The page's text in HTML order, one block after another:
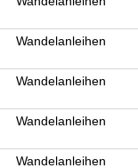
Wandelanleihen
Wandelanleihen
Wandelanleihen
Wandelanleihen